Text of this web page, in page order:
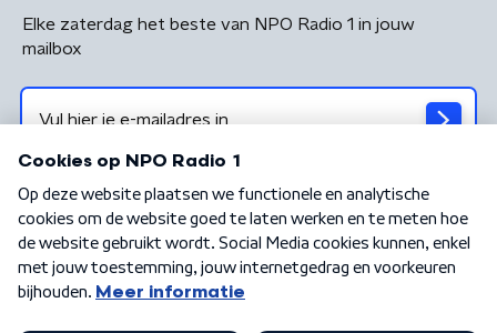
Elke zaterdag het beste van NPO Radio 1 in jouw
mailbox
Algemene voorwaarden